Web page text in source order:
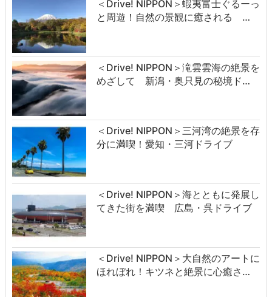
＜Drive! NIPPON＞蝦夷富士ぐるーっ
と周遊！自然の景観に癒される …
＜Drive! NIPPON＞滝雲雲海の絶景を
めざして 新潟・奥只見の秘境ド…
＜Drive! NIPPON＞三河湾の絶景を存
分に満喫！愛知・三河ドライブ
＜Drive! NIPPON＞海とともに発展し
てきた街を満喫 広島・呉ドライブ
＜Drive! NIPPON＞大自然のアートに
ほれぼれ！キツネと絶景に心癒さ…